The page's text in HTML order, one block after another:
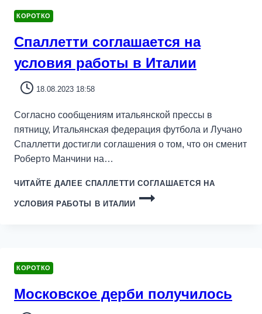
КОРОТКО
Спаллетти соглашается на
условия работы в Италии
18.08.2023 18:58
Согласно сообщениям итальянской прессы в
пятницу, Итальянская федерация футбола и Лучано
Спаллетти достигли соглашения о том, что он сменит
Роберто Манчини на…
ЧИТАЙТЕ ДАЛЕЕ СПАЛЛЕТТИ СОГЛАШАЕТСЯ НА
УСЛОВИЯ РАБОТЫ В ИТАЛИИ
КОРОТКО
Московское дерби получилось